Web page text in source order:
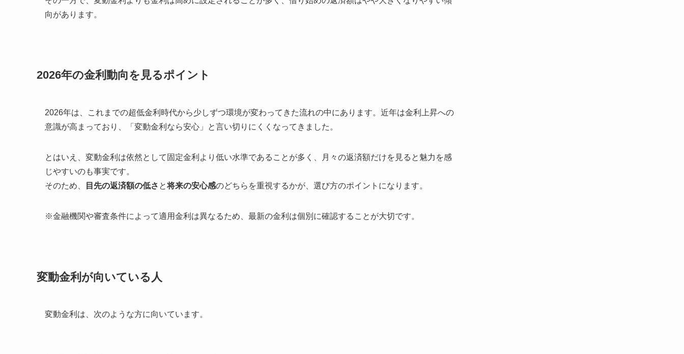
向があります。
2026年の金利動向を見るポイント
2026年は、これまでの超低金利時代から少しずつ環境が変わってきた流れの中にあります。近年は金利上昇への
意識が高まっており、「変動金利なら安心」と言い切りにくくなってきました。
とはいえ、変動金利は依然として固定金利より低い水準であることが多く、月々の返済額だけを見ると魅力を感
じやすいのも事実です。
そのため、
目先の返済額の低さ と将来の安心感のどちらを重視するかが、選び方のポイントになります。
※金融機関や審査条件によって適用金利は異なるため、最新の金利は個別に確認することが大切です。
変動金利が向いている人
変動金利は、次のような方に向いています。